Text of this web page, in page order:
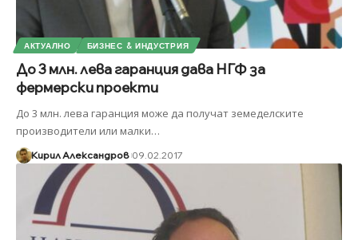
АКТУАЛНО БИЗНЕС & ИНДУСТРИЯ
До 3 млн. лева гаранция дава НГФ за
фермерски проекти
До 3 млн. лева гаранция може да получат земеделските
производители или малки…
Кирил Александров 09.02.2017